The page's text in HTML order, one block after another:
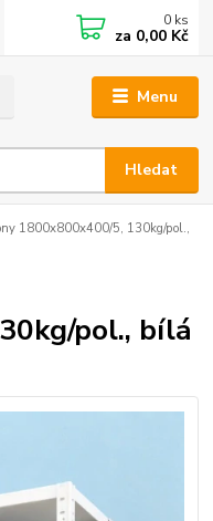
Menu
Hledat
0 ks
za 0,00 Kč
1800x800x400/5, 130kg/pol.,
pol., bílá